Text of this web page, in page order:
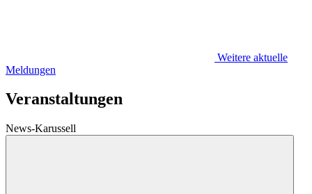
Weitere aktuelle
Meldungen
Veranstaltungen
News-Karussell